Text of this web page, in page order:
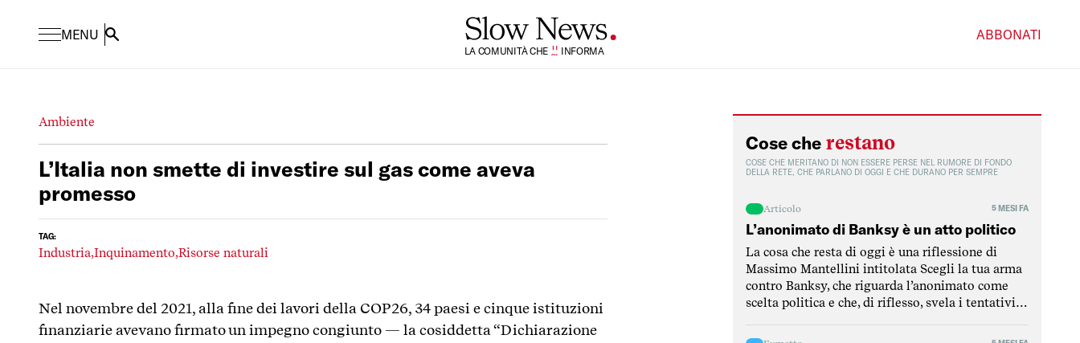
MENU Search
LA COMUNITÀ CHE
TI
SI INFORMA
ABBONATI
Ambiente
L’Italia non smette di investire sul gas come aveva
promesso
TAG:
Industria,Inquinamento,Risorse naturali
Nel novembre del 2021, alla fine dei lavori della COP26, 34 paesi e cinque istituzioni
finanziarie avevano firmato un impegno congiunto — la cosiddetta “Dichiarazione
Cose che restano
COSE CHE MERITANO DI NON ESSERE PERSE NEL RUMORE DI FONDO
DELLA RETE, CHE PARLANO DI OGGI E CHE DURANO PER SEMPRE
Articolo 5 MESI FA
L’anonimato di Banksy è un atto politico
La cosa che resta di oggi è una riflessione di
Massimo Mantellini intitolata Scegli la tua arma
contro Banksy, che riguarda l’anonimato come
scelta politica e che, di riflesso, svela i tentativi
difendono il potere. Mantellini parte dalla critica